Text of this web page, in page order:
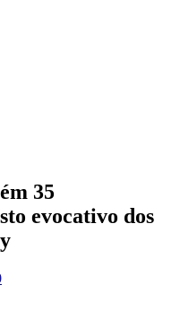
35
evocativo dos